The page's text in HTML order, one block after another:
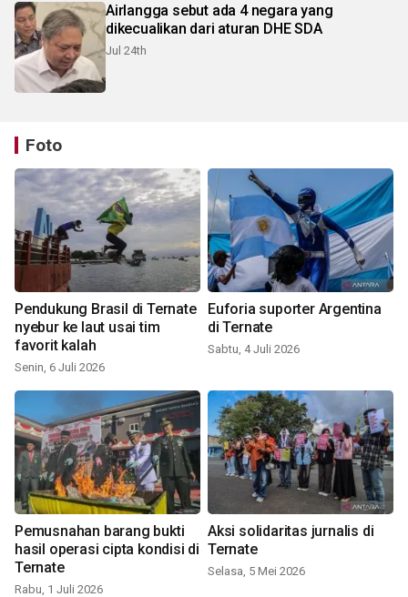
Airlangga sebut ada 4 negara yang
dikecualikan dari aturan DHE SDA
Jul 24th
Foto
Pendukung Brasil di Ternate
nyebur ke laut usai tim
favorit kalah
Senin, 6 Juli 2026
Euforia suporter Argentina
di Ternate
Sabtu, 4 Juli 2026
Pemusnahan barang bukti
hasil operasi cipta kondisi di
Ternate
Rabu, 1 Juli 2026
Aksi solidaritas jurnalis di
Ternate
Selasa, 5 Mei 2026